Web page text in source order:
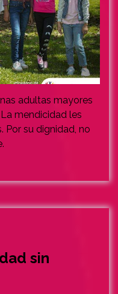
adultas mayores
mendicidad les
Por su dignidad, no
sin